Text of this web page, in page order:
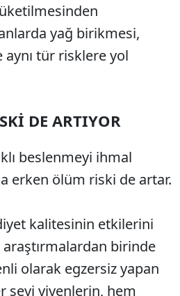
yağ birikmesi,
tür risklere yol
DE ARTIYOR
beslenmeyi ihmal
erken ölüm riski de artar.
kalitesinin etkilerini
birinde
olarak egzersiz yapan
şeyi yiyenlerin, hem